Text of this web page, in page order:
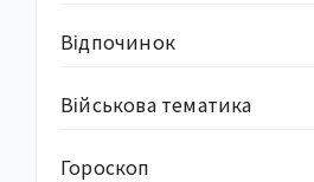
Відпочинок
Військова тематика
Гороскоп